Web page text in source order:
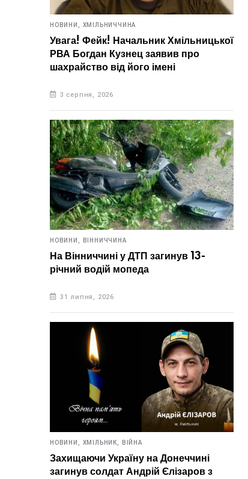
НОВИНИ, ХМІЛЬНИЧЧИНА
Увага! Фейк! Начальник Хмільницької
РВА Богдан Кузнец заявив про
шахрайство від його імені
3 серпня, 2026
НОВИНИ, ВІННИЧЧИНА
На Вінниччині у ДТП загинув 13-
річний водій мопеда
31 липня, 2026
НОВИНИ, ХМІЛЬНИК, ВІЙНА
Захищаючи Україну на Донеччині
загинув солдат Андрій Єлізаров з